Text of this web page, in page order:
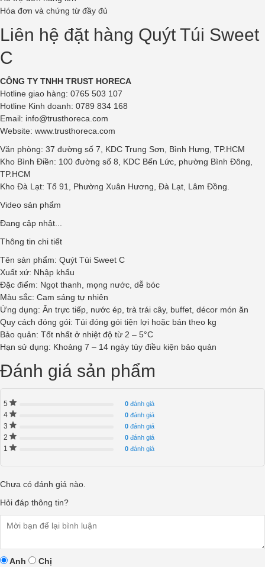
Hóa đơn và chứng từ đầy đủ
Liên hệ đặt hàng Quýt Túi Sweet
C
CÔNG TY TNHH TRUST HORECA
Hotline giao hàng: 0765 503 107
Hotline Kinh doanh: 0789 834 168
Email: info@trusthoreca.com
Website: www.trusthoreca.com
Văn phòng: 37 đường số 7, KDC Trung Sơn, Bình Hưng, TP.HCM
Kho Bình Điền: 100 đường số 8, KDC Bến Lức, phường Bình Đông,
TP.HCM
Kho Đà Lạt: Tổ 91, Phường Xuân Hương, Đà Lạt, Lâm Đồng.
Video sản phẩm
Đang cập nhật...
Thông tin chi tiết
Tên sản phẩm: Quýt Túi Sweet C
Xuất xứ: Nhập khẩu
Đặc điểm: Ngọt thanh, mọng nước, dễ bóc
Màu sắc: Cam sáng tự nhiên
Ứng dụng: Ăn trực tiếp, nước ép, trà trái cây, buffet, décor món ăn
Quy cách đóng gói: Túi đóng gói tiện lợi hoặc bán theo kg
Bảo quản: Tốt nhất ở nhiệt độ từ 2 – 5°C
Hạn sử dụng: Khoảng 7 – 14 ngày tùy điều kiện bảo quản
Đánh giá sản phẩm
5 0 đánh giá
4 0 đánh giá
3 0 đánh giá
2 0 đánh giá
1 0 đánh giá
Chưa có đánh giá nào.
Hỏi đáp thông tin?
Anh Chị